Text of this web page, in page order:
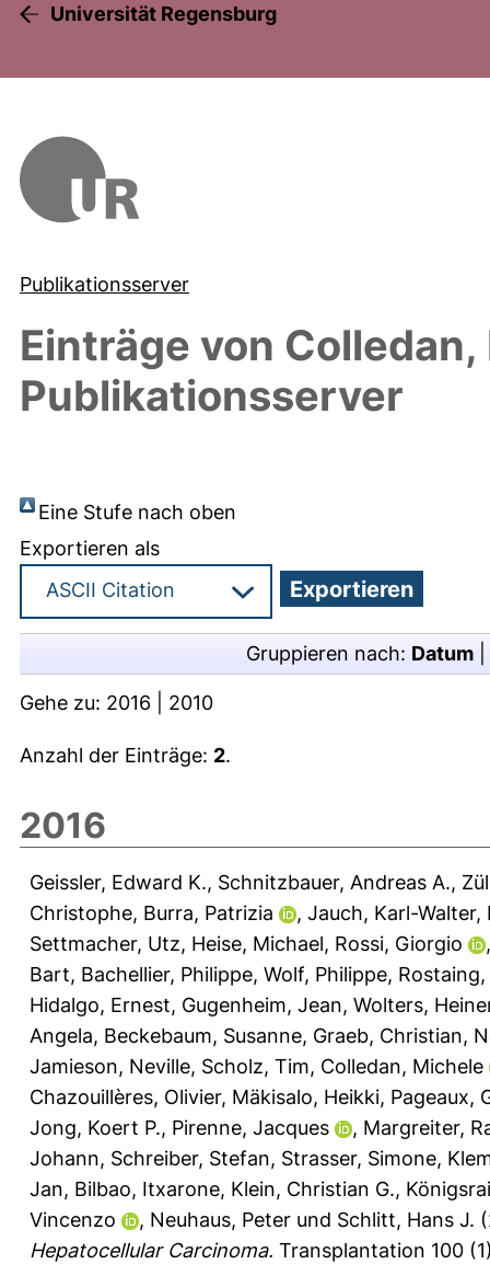
Universität Regensburg
Publikationsserver
Einträge von
Publikationsserver
Eine Stufe nach oben
Exportieren als
Gruppieren nach: Datum
Gehe zu: 2016 2010
Anzahl der Einträge: 2.
2016
Geissler, Edward K., Schnitzbauer, Andreas A.,
Christophe, Burra, Patrizia , Jauch, Karl-Walter,
Settmacher, Utz, Heise, Michael, Rossi, Giorgio
Bart, Bachellier, Philippe, Wolf, Philippe,
Hidalgo, Ernest, Gugenheim, Jean, Wolters,
Angela, Beckebaum, Susanne, Graeb, Christian,
Jamieson, Neville, Scholz, Tim, Colledan, Michele
Chazouillères, Olivier, Mäkisalo, Heikki, Pageaux,
Jong, Koert P., Pirenne, Jacques , Margreiter,
Johann, Schreiber, Stefan, Strasser, Simone,
Jan, Bilbao, Itxarone, Klein, Christian G.,
Vincenzo
, Neuhaus, Peter und Schlitt, Hans J.
Hepatocellular Carcinoma. Transplantation 100